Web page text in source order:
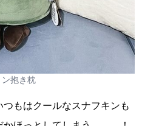
ン抱き枕
もはクールなスナフキンも